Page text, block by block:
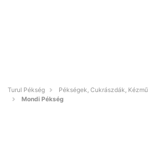
Turul Pékség
Pékségek, Cukrászdák,
Mondi Pékség